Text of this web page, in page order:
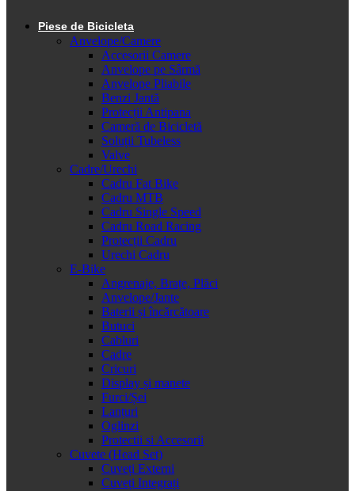
Piese de Bicicleta
Anvelope/Camere
Accesorii Camere
Anvelope pe Sârmă
Anvelope Pliabile
Benzi Jantă
Protecții Antipana
Cameră de Bicicletă
Soluții Tubeless
Valve
Cadre/Urechi
Cadru Fat Bike
Cadru MTB
Cadru Single Speed
Cadru Road Racing
Protecții Cadru
Urechi Cadru
E-Bike
Angrenaje, Brațe, Plăci
Anvelope/Jante
Baterii și încărcătoare
Butuci
Cabluri
Cadre
Cricuri
Display și manete
Furci/Șei
Lanțuri
Oglinzi
Protectii si Accesorii
Cuvete (Head Set)
Cuveți Externi
Cuveți Integrați